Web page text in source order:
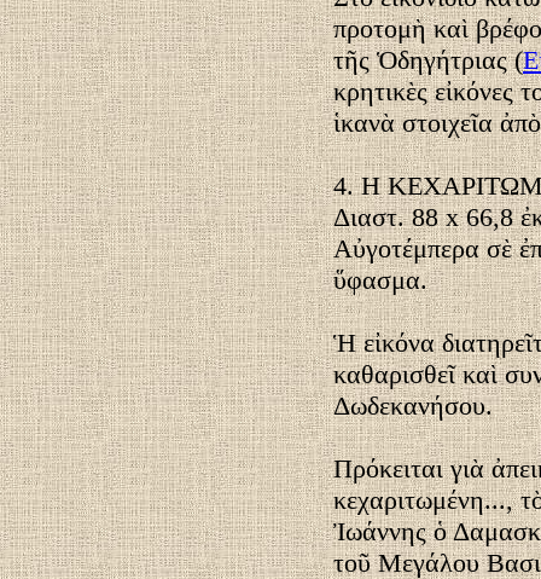
προτομὴ καὶ
τῆς Ὁδηγήτριας (
κρητικὲς εἰκόνες
ἱκανὰ στοιχεῖα
4. Η
Διαστ. 88 x 66,8
Αὐγοτέμπερα σὲ
ὕφασμα.
Ἡ εἰκόνα
καθαρισθεῖ καὶ
Δωδεκανήσου.
Πρόκειται γιὰ
κεχαριτωμένη...,
Ἰωάννης ὁ
τοῦ Μεγάλου